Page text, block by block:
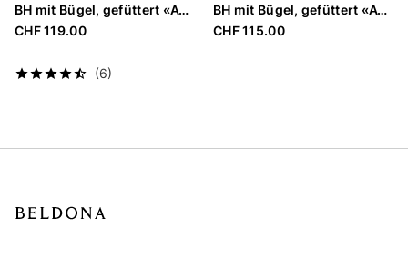
BH mit Bügel, gefüttert «Avero»
CHF 119.00
(6)
BH mit Bügel, gefüttert «Avero»
CHF 115.00